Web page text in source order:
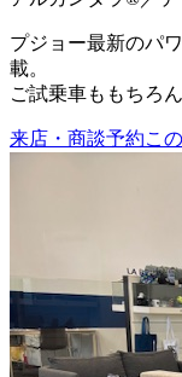
プジョー最新のパ
載。
ご試乗車ももちろ
来店・商談予約こ